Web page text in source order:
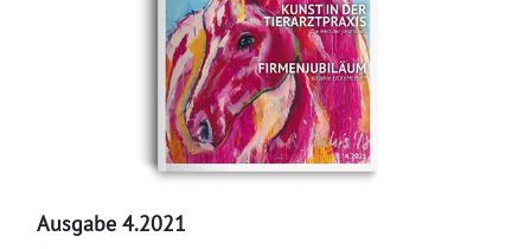
Ausgabe 4.2021